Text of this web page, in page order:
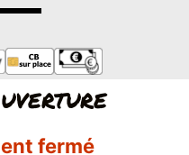
fermé